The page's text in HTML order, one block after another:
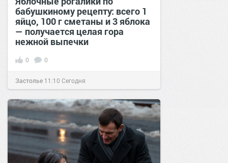
бабушкиному рецепту: всего 1
яйцо, 100 г сметаны и 3 яблока
— получается целая гора
нежной выпечки
0 0
Застолье 11:10 Сегодня